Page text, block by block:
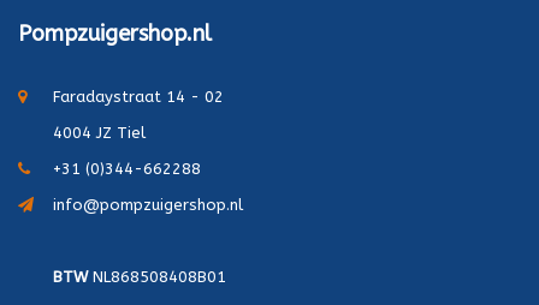
Pompzuigershop.nl
Faradaystraat 14 - 02
4004 JZ Tiel
+31 (0)344-662288
info@pompzuigershop.nl
BTWNL868508408B01